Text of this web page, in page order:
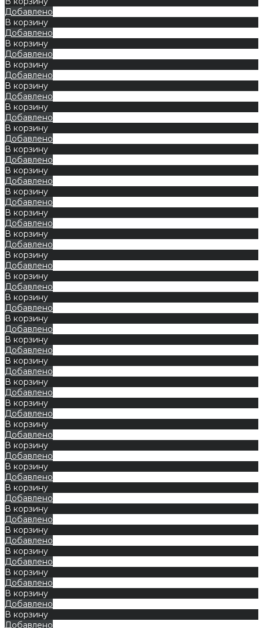
Добавлено
В корзину
Добавлено
В корзину
Добавлено
В корзину
Добавлено
В корзину
Добавлено
В корзину
Добавлено
В корзину
Добавлено
В корзину
Добавлено
В корзину
Добавлено
В корзину
Добавлено
В корзину
Добавлено
В корзину
Добавлено
В корзину
Добавлено
В корзину
Добавлено
В корзину
Добавлено
В корзину
Добавлено
В корзину
Добавлено
В корзину
Добавлено
В корзину
Добавлено
В корзину
Добавлено
В корзину
Добавлено
В корзину
Добавлено
В корзину
Добавлено
В корзину
Добавлено
В корзину
Добавлено
В корзину
Добавлено
В корзину
Добавлено
В корзину
Добавлено
В корзину
Добавлено
В корзину
Добавлено